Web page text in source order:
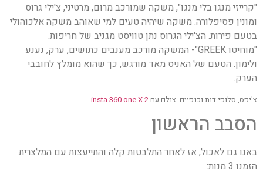
"קרייזי מנגו בלי מנגו", משקה שמורכב מרום, מרטיני, צ'ילי גרוס
ומונין פסיפלורה. משקה שיהיה טעים למי שאוהב משקה אלכוהולי
בטעם פירות. הצ'ילי הגרוס נתן טוויסט מגניב של חריפות.
"מוחיטו GREEK"- המשקה מורכב מענבים כתושים, ערק, נענע
ולימון. הטעם של האניס מאד מורגש, כך שהוא מומלץ לחובבי
הערק.
צ'יפס, סלופי דות וכנפיים. צולם עם insta 360 one X 2
הסבב הראשון
באנו גם לאכול, אז לאחר התלבטות קלה והתייעצות עם המלצרית
הזמנו 3 מנות: